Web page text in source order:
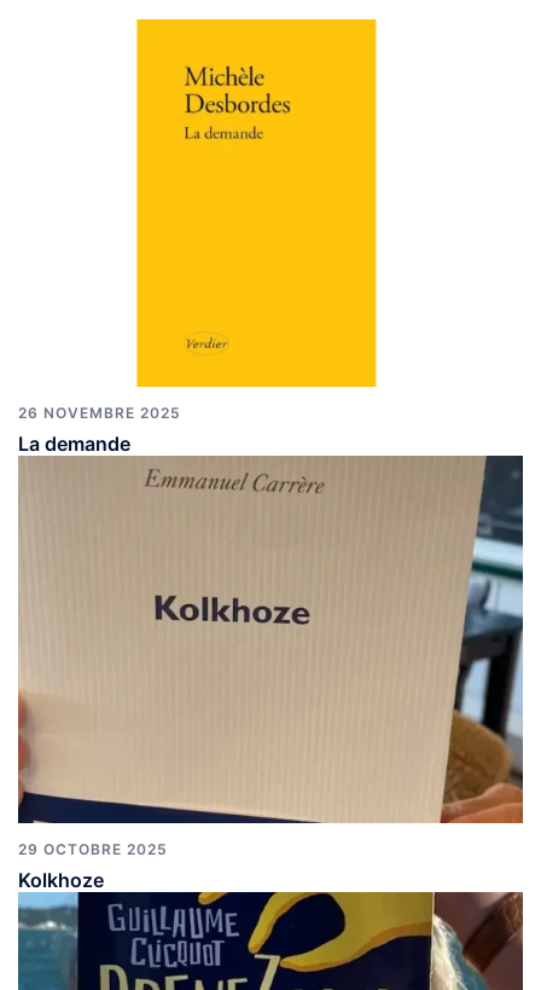
26 NOVEMBRE 2025
La demande
29 OCTOBRE 2025
Kolkhoze